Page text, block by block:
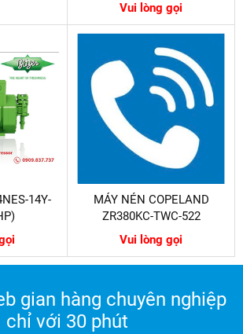
Vui lòng gọi
14Y-
MÁY NÉN COPELAND
ZR380KC-TWC-522
Vui lòng gọi
gian hàng chuyên nghiệp
chỉ với 30 phút